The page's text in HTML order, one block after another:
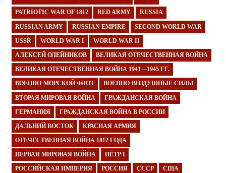
PATRIOTIC WAR OF 1812 RED ARMY RUSSIA
RUSSIAN ARMY RUSSIAN EMPIRE SECOND WORLD WAR
USSR WORLD WAR I WORLD WAR II
АЛЕКСЕЙ ОЛЕЙНИКОВ ВЕЛИКАЯ ОТЕЧЕСТВЕННАЯ ВОЙНА
ВЕЛИКАЯ ОТЕЧЕСТВЕННАЯ ВОЙНА 1941—1945 ГГ.
ВОЕННО-МОРСКОЙ ФЛОТ ВОЕННО-ВОЗДУШНЫЕ СИЛЫ
ВТОРАЯ МИРОВАЯ ВОЙНА ГРАЖДАНСКАЯ ВОЙНА
ГЕРМАНИЯ ГРАЖДАНСКАЯ ВОЙНА В РОССИИ
ДАЛЬНИЙ ВОСТОК КРАСНАЯ АРМИЯ
ОТЕЧЕСТВЕННАЯ ВОЙНА 1812 ГОДА
ПЕРВАЯ МИРОВАЯ ВОЙНА ПЁТР I
РОССИЙСКАЯ ИМПЕРИЯ РОССИЯ СССР США